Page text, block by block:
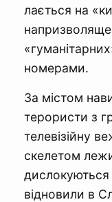
лається на
номерами.
За містом
терористи з
телевізійну
скелетом
дислокуються
відновили в